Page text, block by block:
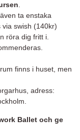
.
ta enstaka
swish (140kr)
röra dig fritt i.
finns i huset, men
adress:
Ballet och ge